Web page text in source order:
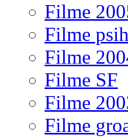
Filme
Filme
Filme
Filme SF
Filme
Filme